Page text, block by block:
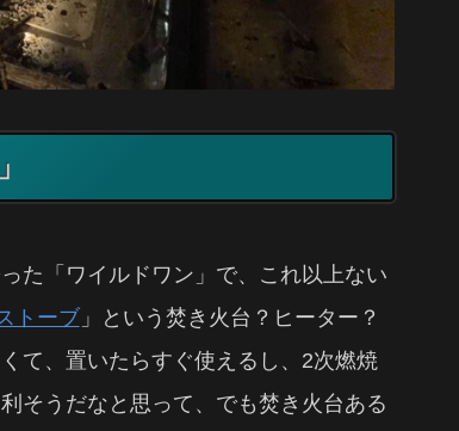
た「ワイルドワン」で、これ以上ない
トーブ」という焚き火台？ヒーター？
て、置いたらすぐ使えるし、2次燃焼
そうだなと思って、でも焚き火台ある